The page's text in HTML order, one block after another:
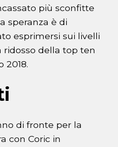
più sconfitte
speranza è di
esprimersi sui livelli
ridosso della top ten
2018.
di fronte per la
con Coric in